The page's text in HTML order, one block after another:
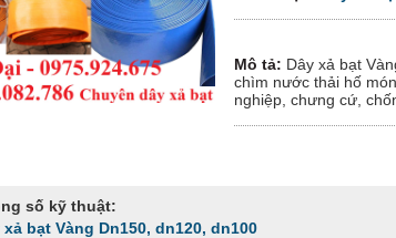
Mô tả: Dây xả bạt
chìm nước thải hố
nghiệp, chưng cứ,
số kỹ thuật:
xả bạt Vàng Dn150, dn120, dn100